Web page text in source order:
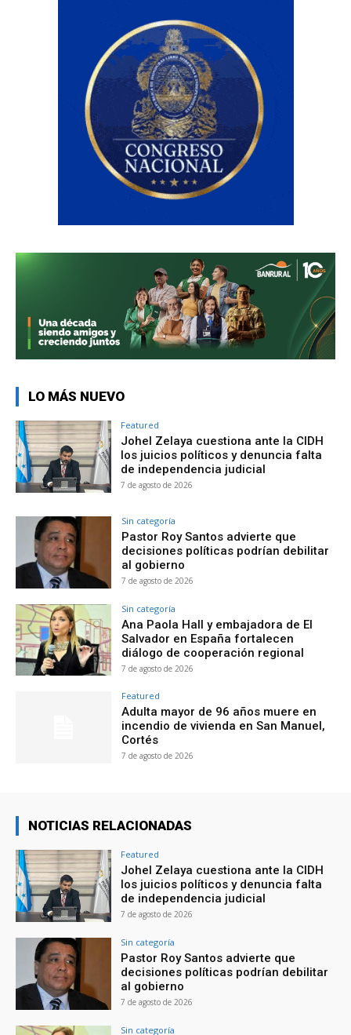
LO MÁS NUEVO
Featured
Johel Zelaya cuestiona ante la CIDH
los juicios políticos y denuncia falta
de independencia judicial
7 de agosto de 2026
Sin categoría
Pastor Roy Santos advierte que
decisiones políticas podrían debilitar
al gobierno
7 de agosto de 2026
Sin categoría
Ana Paola Hall y embajadora de El
Salvador en España fortalecen
diálogo de cooperación regional
7 de agosto de 2026
Featured
Adulta mayor de 96 años muere en
incendio de vivienda en San Manuel,
Cortés
7 de agosto de 2026
NOTICIAS RELACIONADAS
Featured
Johel Zelaya cuestiona ante la CIDH
los juicios políticos y denuncia falta
de independencia judicial
7 de agosto de 2026
Sin categoría
Pastor Roy Santos advierte que
decisiones políticas podrían debilitar
al gobierno
7 de agosto de 2026
Sin categoría